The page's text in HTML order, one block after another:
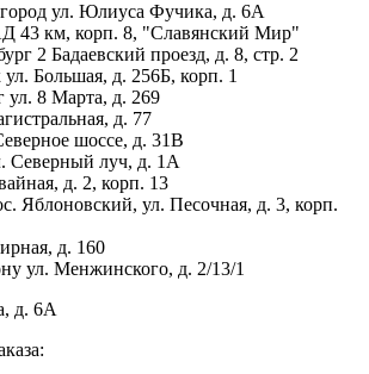
ул. Юлиуса Фучика, д. 6А
43 км, корп. 8, "Славянский Мир"
2 Бадаевский проезд, д. 8, стр. 2
ул. Большая, д. 256Б, корп. 1
ул. 8 Марта, д. 269
д. 77
шоссе, д. 31В
Северный луч, д. 1А
д. 2, корп. 13
Яблоновский, ул. Песочная, д. 3, корп.
д. 160
ул. Менжинского, д. 2/13/1
д. 6А